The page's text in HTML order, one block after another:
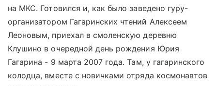
на МКС. Готовился и, как было заведено гуру-
организатором Гагаринских чтений Алексеем
Леоновым, приехал в смоленскую деревню
Клушино в очередной день рождения Юрия
Гагарина - 9 марта 2007 года. Там, у гагаринского
колодца, вместе с новичками отряда космонавтов